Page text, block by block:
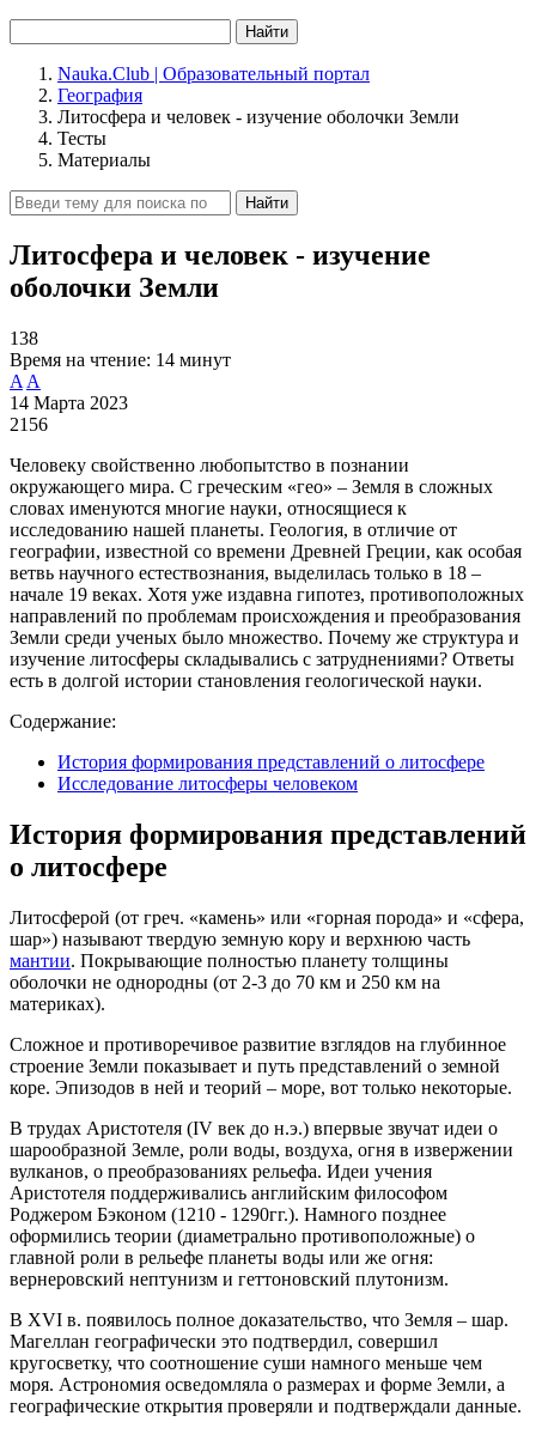
Найти
Nauka.Club | Образовательный портал
География
Литосфера и человек - изучение оболочки Земли
Тесты
Материалы
Найти
Литосфера и человек - изучение
оболочки Земли
138
Время на чтение: 14 минут
A A
14 Марта 2023
2156
Человеку свойственно любопытство в познании
окружающего мира. С греческим «гео» – Земля в сложных
словах именуются многие науки, относящиеся к
исследованию нашей планеты. Геология, в отличие от
географии, известной со времени Древней Греции, как особая
ветвь научного естествознания, выделилась только в 18 –
начале 19 веках. Хотя уже издавна гипотез, противоположных
направлений по проблемам происхождения и преобразования
Земли среди ученых было множество. Почему же структура и
изучение литосферы складывались с затруднениями? Ответы
есть в долгой истории становления геологической науки.
Содержание:
История формирования представлений о литосфере
Исследование литосферы человеком
История формирования представлений
о литосфере
Литосферой (от греч. «камень» или «горная порода» и «сфера,
шар») называют твердую земную кору и верхнюю часть
мантии. Покрывающие полностью планету толщины
оболочки не однородны (от 2-3 до 70 км и 250 км на
материках).
Сложное и противоречивое развитие взглядов на глубинное
строение Земли показывает и путь представлений о земной
коре. Эпизодов в ней и теорий – море, вот только некоторые.
В трудах Аристотеля (IV век до н.э.) впервые звучат идеи о
шарообразной Земле, роли воды, воздуха, огня в извержении
вулканов, о преобразованиях рельефа. Идеи учения
Аристотеля поддерживались английским философом
Роджером Бэконом (1210 - 1290гг.). Намного позднее
оформились теории (диаметрально противоположные) о
главной роли в рельефе планеты воды или же огня:
вернеровский нептунизм и геттоновский плутонизм.
В XVI в. появилось полное доказательство, что Земля – шар.
Магеллан географически это подтвердил, совершил
кругосветку, что соотношение суши намного меньше чем
моря. Астрономия осведомляла о размерах и форме Земли, а
географические открытия проверяли и подтверждали данные.